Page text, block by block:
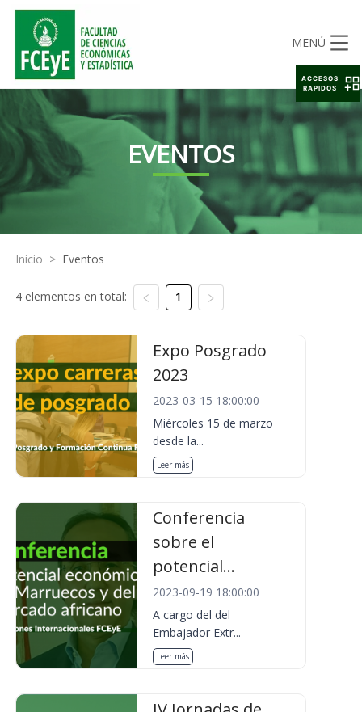
MENÚ
EVENTOS
Inicio > Eventos
4 elementos en total: 1
Expo Posgrado
2023
2023-03-15 18:00:00
Miércoles 15 de marzo
desde la...
Leer más
Conferencia
sobre el
potencial...
2023-09-19 18:00:00
A cargo del del
Embajador Extr...
Leer más
ACCESOS
RAPIDOS